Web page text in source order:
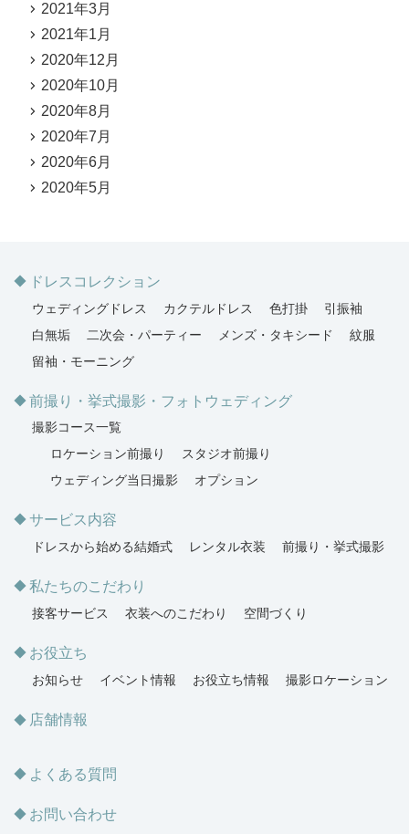
2021年3月
2021年1月
2020年12月
2020年10月
2020年8月
2020年7月
2020年6月
2020年5月
ドレスコレクション
ウェディングドレス カクテルドレス 色打掛
引振袖
白無垢
二次会・パーティー メンズ・タキシード
紋服
留袖・モーニング
前撮り・挙式撮影・フォトウェディング
撮影コース一覧
ロケーション前撮り
スタジオ前撮り
ウェディング当日撮影
オプション
サービス内容
ドレスから始める結婚式 レンタル衣装 前撮り・挙式撮影
私たちのこだわり
接客サービス 衣装へのこだわり 空間づくり
お役立ち
お知らせ イベント情報 お役立ち情報 撮影ロケーション
店舗情報
よくある質問
お問い合わせ